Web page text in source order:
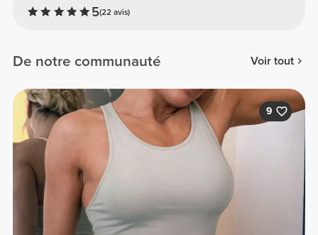
5(22 avis)
De notre communauté Voir tout
9